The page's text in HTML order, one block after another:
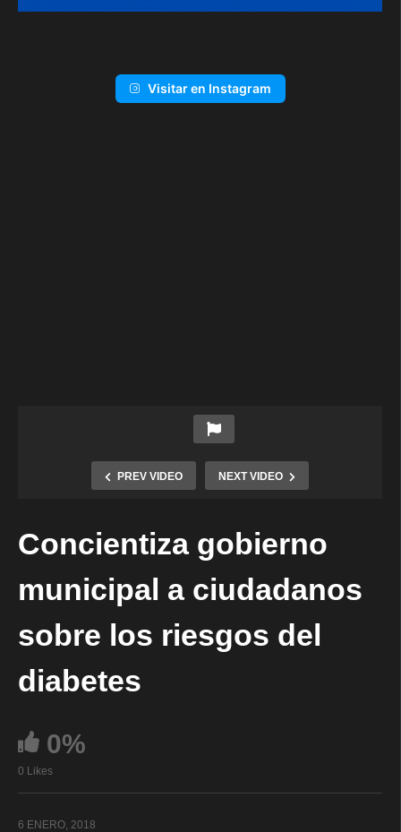
Visitar en Instagram
PREV VIDEO NEXT VIDEO
Concientiza gobierno
municipal a ciudadanos
sobre los riesgos del
diabetes
0%
0 Likes
6 ENERO, 2018